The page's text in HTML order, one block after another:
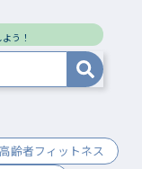
う！
高齢者フィットネス